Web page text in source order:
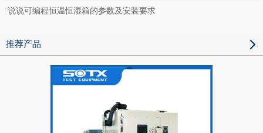
说说可编程恒温恒湿箱的参数及安装要求
推荐产品